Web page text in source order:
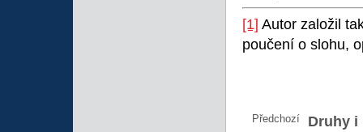
[1] Autor založil
poučení o slohu,
Předchozí Druhy i